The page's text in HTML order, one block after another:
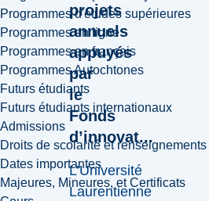
Programmes d'études supérieures
Programmes en ligne
Programmes en français
Programmes Autochtones
Futurs étudiants
Futurs étudiants internationaux
Admissions
Droits de scolarité et
Dates importantes
Majeures, Mineures, et Certificats
projets
annuels
appuyés
par
le
Fonds
d’innovat...
L’Université
Laurentienne